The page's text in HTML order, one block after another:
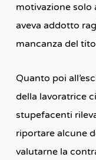
motivazione solo
aveva addotto
mancanza del
Quanto poi
della lavoratrice
stupefacenti
riportare alcune
valutarne la